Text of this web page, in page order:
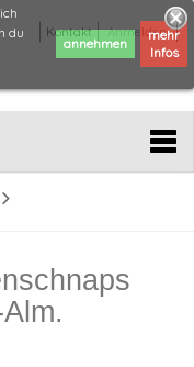
Anmelden
Kontakt
du
mehr
Infos